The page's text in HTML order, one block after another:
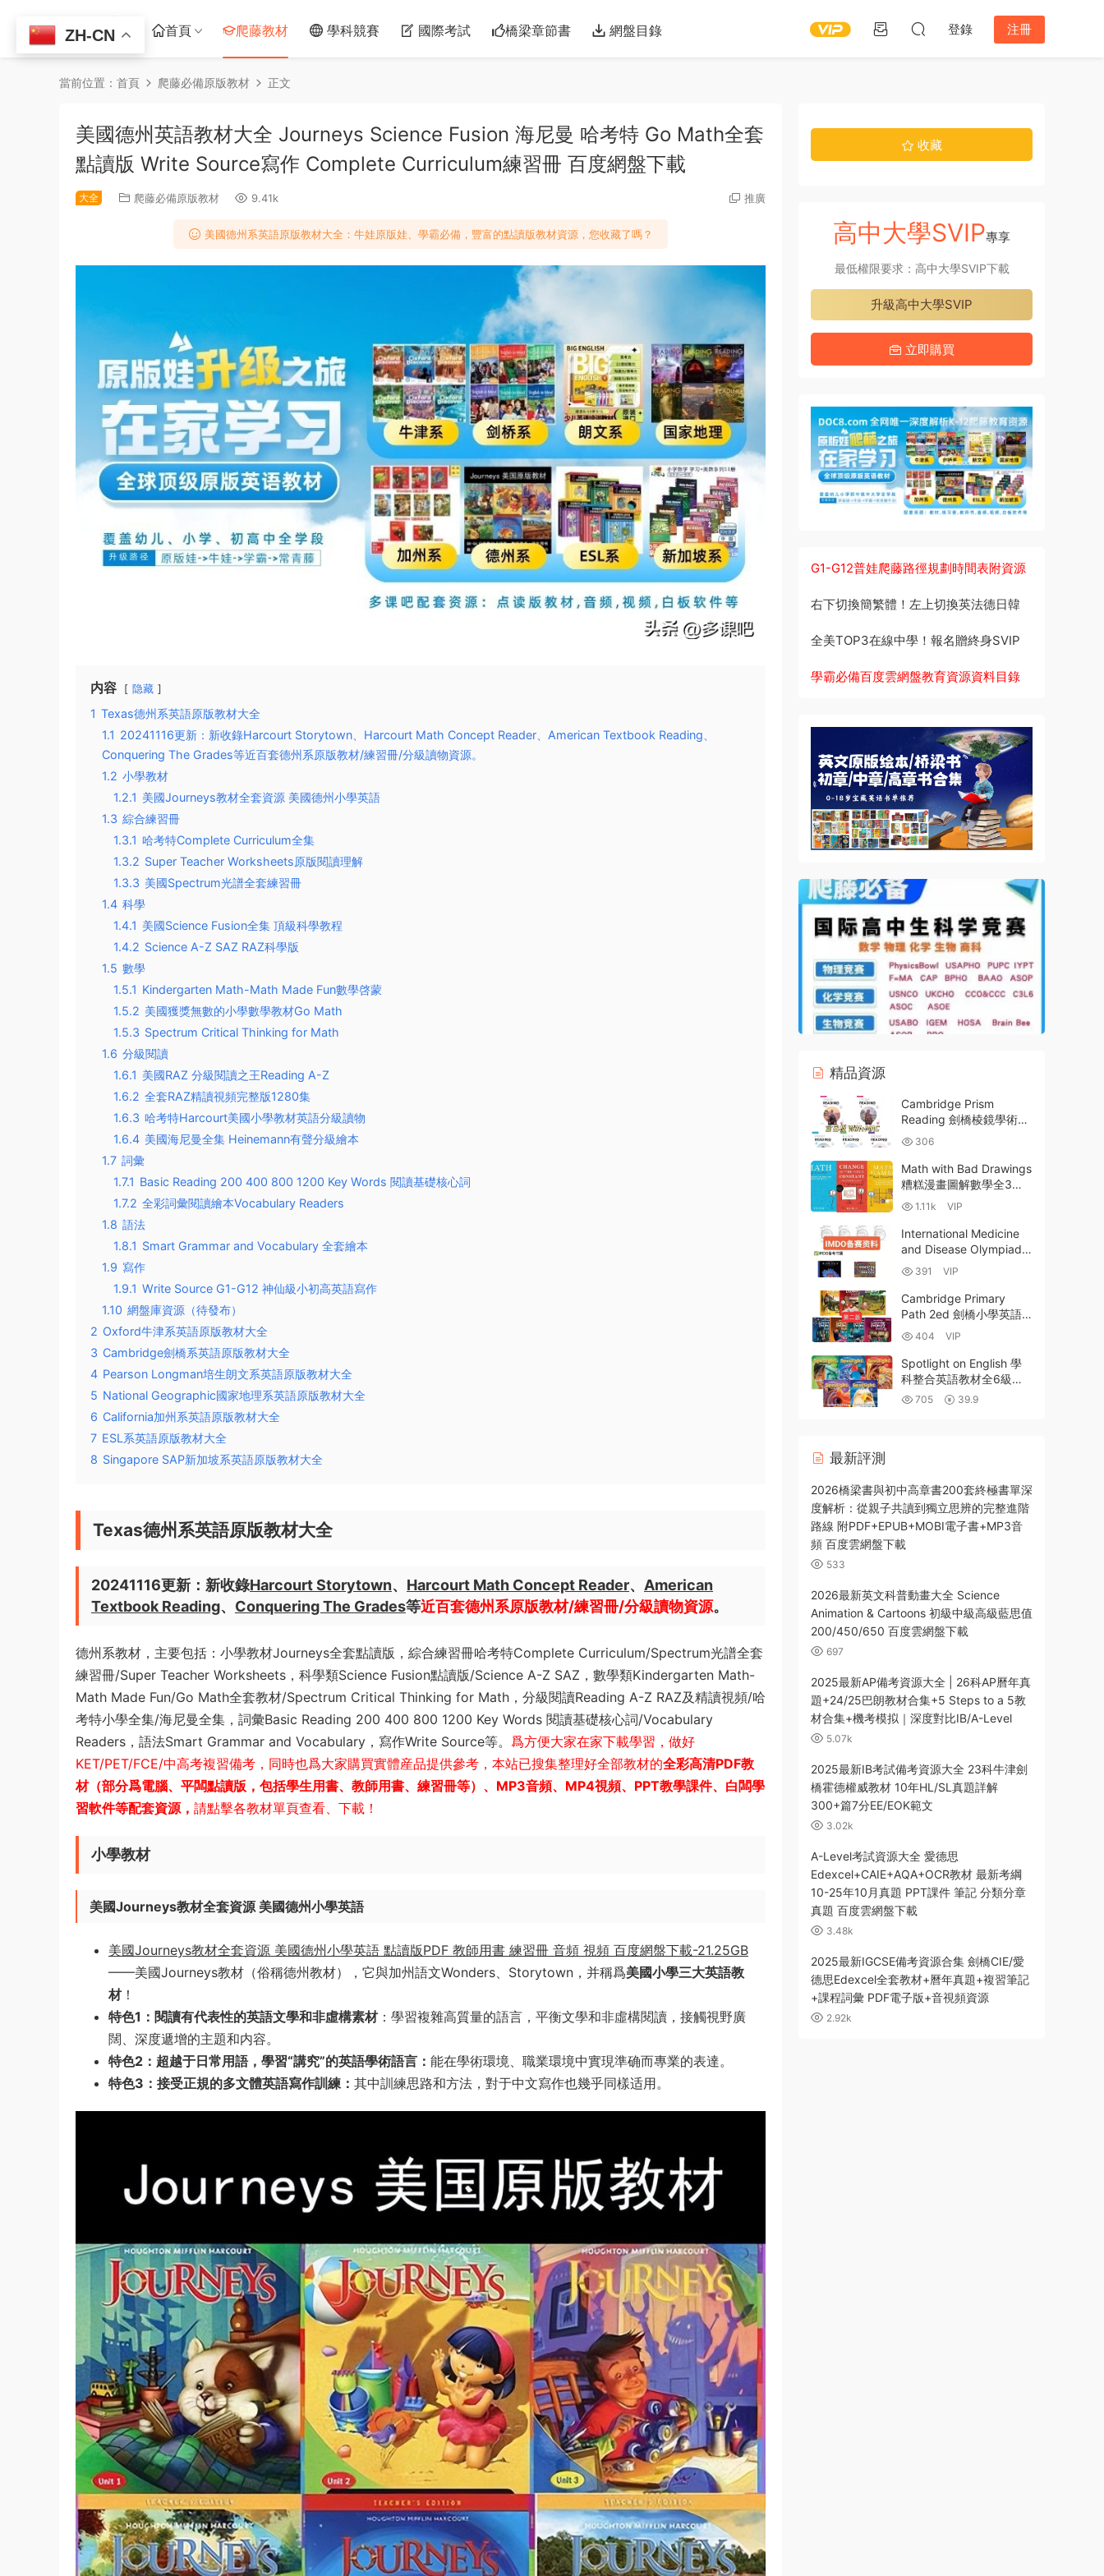
首頁 爬藤教材 學科競賽 國際考試 橋梁章節書 網盤目錄 登錄 注冊
當前位置： 首頁 爬藤必備原版教材 正文
美國德州英語教材大全 Journeys Science Fusion 海尼曼 哈考特 Go Math全套
點讀版 Write Source寫作 Complete Curriculum練習冊 百度網盤下載
大全 爬藤必備原版教材 9.41k 推廣
美國德州系英語原版教材大全：牛娃原版娃、學霸必備，豐富的點讀版教材資源，您收藏了嗎？
内容 隐藏
1 Texas德州系英語原版教材大全
1.1 20241116更新：新收錄Harcourt Storytown、Harcourt Math Concept Reader、American Textbook Reading、
Conquering The Grades等近百套德州系原版教材/練習冊/分級讀物資源。
1.2 小學教材
1.2.1 美國Journeys教材全套資源 美國德州小學英語
1.3 綜合練習冊
1.3.1 哈考特Complete Curriculum全集
1.3.2 Super Teacher Worksheets原版閱讀理解
1.3.3 美國Spectrum光譜全套練習冊
1.4 科學
1.4.1 美國Science Fusion全集 頂級科學教程
1.4.2 Science A-Z SAZ RAZ科學版
1.5 數學
1.5.1 Kindergarten Math-Math Made Fun數學啓蒙
1.5.2 美國獲獎無數的小學數學教材Go Math
1.5.3 Spectrum Critical Thinking for Math
1.6 分級閱讀
1.6.1 美國RAZ 分級閱讀之王Reading A-Z
1.6.2 全套RAZ精讀視頻完整版1280集
1.6.3 哈考特Harcourt美國小學教材英語分級讀物
1.6.4 美國海尼曼全集 Heinemann有聲分級繪本
1.7 詞彙
1.7.1 Basic Reading 200 400 800 1200 Key Words 閱讀基礎核心詞
1.7.2 全彩詞彙閱讀繪本Vocabulary Readers
1.8 語法
1.8.1 Smart Grammar and Vocabulary 全套繪本
1.9 寫作
1.9.1 Write Source G1-G12 神仙級小初高英語寫作
1.10 網盤庫資源（待發布）
2 Oxford牛津系英語原版教材大全
3 Cambridge劍橋系英語原版教材大全
4 Pearson Longman培生朗文系英語原版教材大全
5 National Geographic國家地理系英語原版教材大全
6 California加州系英語原版教材大全
7 ESL系英語原版教材大全
8 Singapore SAP新加坡系英語原版教材大全
Texas德州系英語原版教材大全
20241116更新：新收錄Harcourt Storytown、 Harcourt Math Concept Reader、 American
Textbook Reading、 Conquering The Grades等近百套德州系原版教材/練習冊/分級讀物資源。
德州系教材，主要包括：小學教材Journeys全套點讀版，綜合練習冊哈考特Complete Curriculum/Spectrum光譜全套
練習冊/Super Teacher Worksheets，科學類Science Fusion點讀版/Science A-Z SAZ ，數學類Kindergarten Math-
Math Made Fun/Go Math全套教材/Spectrum Critical Thinking for Math，分級閱讀Reading A-Z RAZ及精讀視頻/哈
考特小學全集/海尼曼全集，詞彙Basic Reading 200 400 800 1200 Key Words 閱讀基礎核心詞/Vocabulary
Readers，語法Smart Grammar and Vocabulary，寫作Write Source等。 爲方便大家在家下載學習，做好
KET/PET/FCE/中高考複習備考，同時也爲大家購買實體産品提供參考，本站已搜集整理好全部教材的全彩高清PDF教
材（部分爲電腦、平闆點讀版，包括學生用書、教師用書、練習冊等）、MP3音頻、MP4視頻、PPT教學課件、白闆學
習軟件等配套資源， 請點擊各教材單頁查看、下載！
小學教材
美國Journeys教材全套資源 美國德州小學英語
美國Journeys教材全套資源 美國德州小學英語 點讀版PDF 教師用書 練習冊 音頻 視頻 百度網盤下載-21.25GB
——美國Journeys教材（俗稱德州教材），它與加州語文Wonders、Storytown，并稱爲美國小學三大英語教
材！
特色1：閱讀有代表性的英語文學和非虛構素材：學習複雜高質量的語言，平衡文學和非虛構閱讀，接觸視野廣
闊、深度遞增的主題和内容。
特色2：超越于日常用語，學習“講究”的英語學術語言： 能在學術環境、職業環境中實現準确而專業的表達。
特色3：接受正規的多文體英語寫作訓練： 其中訓練思路和方法，對于中文寫作也幾乎同樣适用。
收藏
高中大學SVIP專享
最低權限要求：高中大學SVIP下載
升級高中大學SVIP
立即購買
G1-G12普娃爬藤路徑規劃時間表附資源
右下切換簡繁體！左上切換英法德日韓
全美TOP3在線中學！報名贈終身SVIP
學霸必備百度雲網盤教育資源資料目錄
精品資源
Cambridge Prism
Reading 劍橋棱鏡學術英
語閱讀教材PDF電子版學
生書教師書 MP3音頻
MP4視頻 WIN+MAC白闆
軟件 百度網盤下載
306
Math with Bad Drawings
糟糕漫畫圖解數學全3冊
PDF 國際牛娃超愛的數學
漫畫 百度網盤
1.11k VIP
International Medicine
and Disease Olympiad
IMDO國際生物醫學和疾
病奧賽考綱樣題真題參考
教科書資料合集 PDF電子
版 百度雲網盤下載
391 VIP
Cambridge Primary
Path 2ed 劍橋小學英語
教材第二版PDF電子版學
生書教師書練習冊活動書
閃卡測試 MP3音頻 MP4
視頻 教師資源 百度雲網
404 VIP
Spotlight on English 學
科整合英語教材全6級
PDF電子版學生書+練習
705 39.9
最新評測
2026橋梁書與初中高章書200套終極書單深
度解析：從親子共讀到獨立思辨的完整進階
路線 附PDF+EPUB+MOBI電子書+MP3音
頻 百度雲網盤下載
533
2026最新英文科普動畫大全 Science
Animation & Cartoons 初級中級高級藍思值
200/450/650 百度雲網盤下載
697
2025最新AP備考資源大全 | 26科AP曆年真
題+24/25巴朗教材合集+5 Steps to a 5教
材合集+機考模拟｜深度對比IB/A-Level
5.07k
2025最新IB考試備考資源大全 23科牛津劍
橋霍德權威教材 10年HL/SL真題詳解
300+篇7分EE/EOK範文
3.02k
A-Level考試資源大全 愛德思
Edexcel+CAIE+AQA+OCR教材 最新考綱
10-25年10月真題 PPT課件 筆記 分類分章
真題 百度雲網盤下載
3.48k
2025最新IGCSE備考資源合集 劍橋CIE/愛
德思Edexcel全套教材+曆年真題+複習筆記
+課程詞彙 PDF電子版+音視頻資源
2.92k
ZH-CN